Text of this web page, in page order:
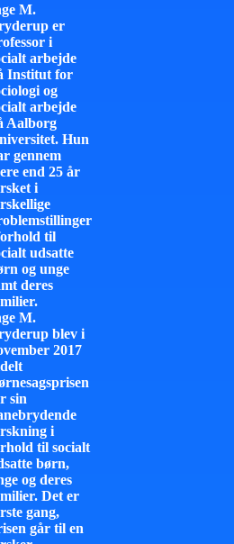
M.
er
i
arbejde
Institut for
og
arbejde
Aalborg
Hun
gennem
end 25 år
i
til
udsatte
og unge
deres
M.
blev i
2017
sin
i
til socialt
børn,
og deres
Det er
gang,
går til en